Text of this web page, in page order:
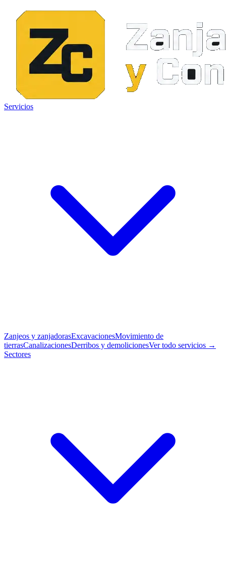
Servicios
Zanjeos y zanjadorasExcavacionesMovimiento de
tierrasCanalizacionesDerribos y demolicionesVer todo servicios →
Sectores